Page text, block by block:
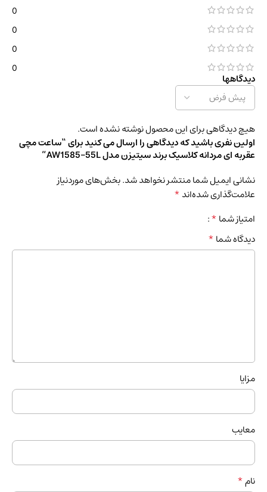
0
0
0
0
دیدگاهها
هیچ دیدگاهی برای این محصول نوشته نشده است.
اولین نفری باشید که دیدگاهی را ارسال می کنید برای “ساعت مچی
عقربه ای مردانه کلاسیک برند سیتیزن مدل AW1585-55L”
نشانی ایمیل شما منتشر نخواهد شد.بخش‌های موردنیاز
علامت‌گذاری شده‌اند*
امتیاز شما*
دیدگاه شما*
مزایا
معایب
نام*